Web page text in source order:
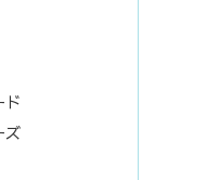
ド
ズ